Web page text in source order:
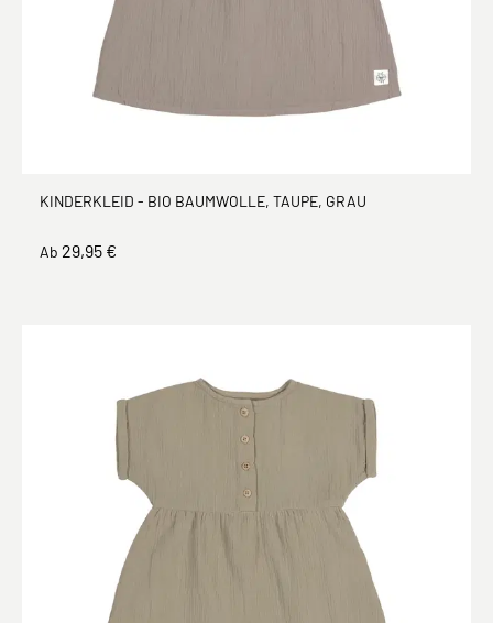
KINDERKLEID - BIO BAUMWOLLE, TAUPE, GRAU
Ab 29,95 €